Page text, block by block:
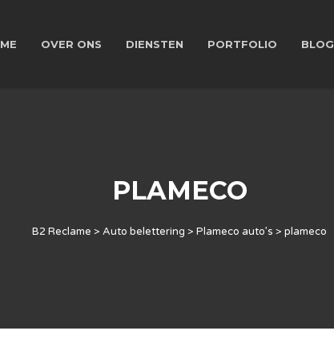
OVER ONS DIENSTEN PORTFOLIO BLOG
PLAMECO
B2 Reclame > Auto belettering > Plameco auto’s > plameco